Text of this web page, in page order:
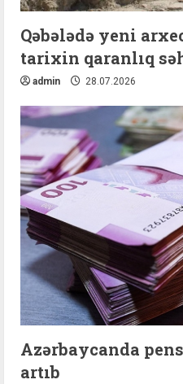
Qəbələdə yeni
tarixin qaranlıq
admin 28.07.2026
Azərbaycanda
artıb